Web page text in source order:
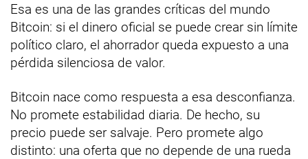
Esa es una de las grandes críticas del mundo
Bitcoin: si el dinero oficial se puede crear sin límite
político claro, el ahorrador queda expuesto a una
pérdida silenciosa de valor.
Bitcoin nace como respuesta a esa desconfianza.
No promete estabilidad diaria. De hecho, su
precio puede ser salvaje. Pero promete algo
distinto: una oferta que no depende de una rueda